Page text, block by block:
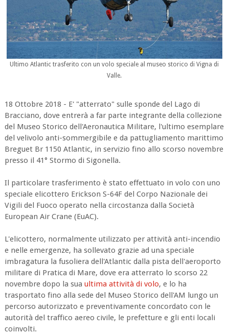
Ultimo Atlantic trasferito con un volo speciale al museo storico di Vigna di
Valle.
18 Ottobre 2018 - E' "atterrato" sulle sponde del Lago di
Bracciano, dove entrerà a far parte integrante della collezione
del Museo Storico dell'Aeronautica Militare, l'ultimo esemplare
del velivolo anti-sommergibile e da pattugliamento marittimo
Breguet Br 1150 Atlantic, in servizio fino allo scorso novembre
presso il 41° Stormo di Sigonella.
Il particolare trasferimento è stato effettuato in volo con uno
speciale elicottero Erickson S-64F del Corpo Nazionale dei
Vigili del Fuoco operato nella circostanza dalla Società
European Air Crane (EuAC).
L'elicottero, normalmente utilizzato per attività anti-incendio
e nelle emergenze, ha sollevato grazie ad una speciale
imbragatura la fusoliera dell'Atlantic dalla pista dell'aeroporto
militare di Pratica di Mare, dove era atterrato lo scorso 22
novembre dopo la sua ultima attività di volo, e lo ha
trasportato fino alla sede del Museo Storico dell'AM lungo un
percorso autorizzato e preventivamente concordato con le
autorità del traffico aereo civile, le prefetture e gli enti locali
coinvolti.